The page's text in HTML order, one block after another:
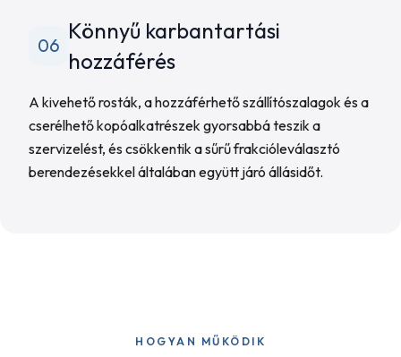
06
Könnyű karbantartási
hozzáférés
A kivehető rosták, a hozzáférhető szállítószalagok és a
cserélhető kopóalkatrészek gyorsabbá teszik a
szervizelést, és csökkentik a sűrű frakcióleválasztó
berendezésekkel általában együtt járó állásidőt.
HOGYAN MŰKÖDIK